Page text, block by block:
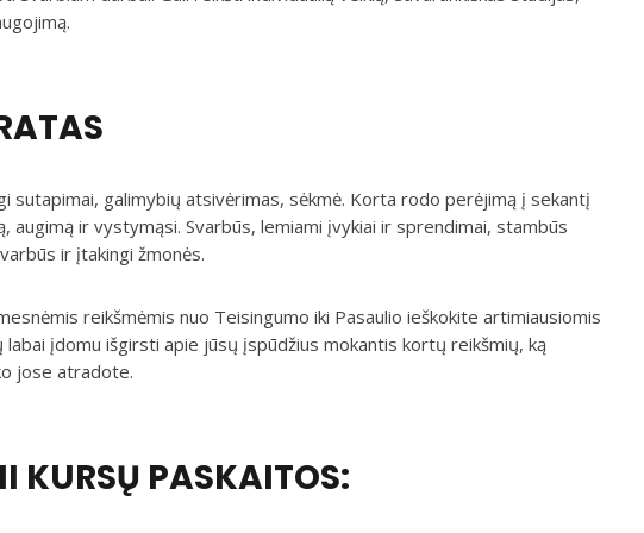
sutapimai, galimybių atsivėrimas, sėkmė. Korta rodo perėjimą į sekantį
augimą ir vystymąsi. Svarbūs, lemiami įvykiai ir sprendimai, stambūs
ir įtakingi žmonės.
reikšmėmis nuo Teisingumo iki Pasaulio ieškokite artimiausiomis
labai įdomu išgirsti apie jūsų įspūdžius mokantis kortų reikšmių, ką
jose atradote.
KURSŲ PASKAITOS: